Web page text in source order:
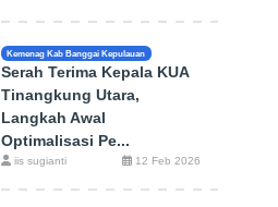
Kemenag Kab Banggai Kepulauan
Serah Terima Kepala KUA
Tinangkung Utara,
Langkah Awal
Optimalisasi Pe...
iis sugianti 12 Feb 2026